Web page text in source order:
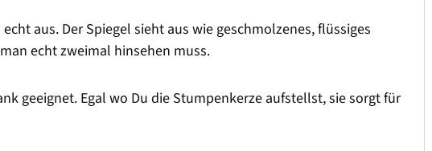
aus. Der Spiegel sieht aus wie geschmolzenes, flüssiges
echt zweimal hinsehen muss.
geeignet. Egal wo Du die Stumpenkerze aufstellst, sie sorgt für